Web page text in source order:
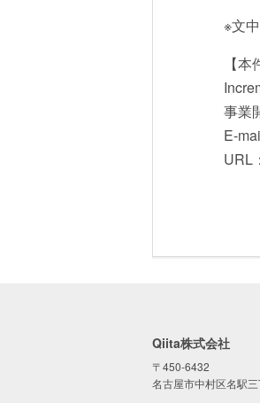
※文
【
事業
E-
URL：
Qiita株式会社
〒450-6432
名古屋市中村区名駅